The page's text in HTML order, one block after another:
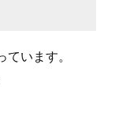
います。